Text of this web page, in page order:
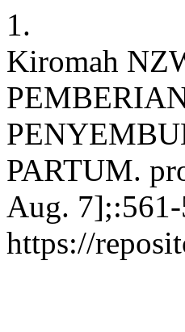
1.
Kiromah
PARTUM.
Aug.
https://